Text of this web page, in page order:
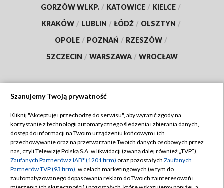
GORZÓW WLKP. / KATOWICE / KIELCE /
KRAKÓW / LUBLIN / ŁÓDŹ / OLSZTYN /
OPOLE / POZNAŃ / RZESZÓW /
SZCZECIN / WARSZAWA / WROCŁAW
TVP
Abonament TVP
Emisja w TVP
Centrum informacji TVP
Regulamin TVP
Polityka prywatności
Moje zgody
Szanujemy Twoją prywatność
Kliknij "Akceptuję i przechodzę do serwisu", aby wyrazić zgody na
korzystanie z technologii automatycznego śledzenia i zbierania danych,
dostęp do informacji na Twoim urządzeniu końcowym i ich
przechowywanie oraz na przetwarzanie Twoich danych osobowych przez
nas, czyli Telewizję Polską S.A. w likwidacji (zwaną dalej również „TVP”),
Zaufanych Partnerów z IAB* (1201 firm) oraz pozostałych Zaufanych
Partnerów TVP (93 firm), w celach marketingowych (w tym do
zautomatyzowanego dopasowania reklam do Twoich zainteresowań i